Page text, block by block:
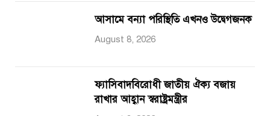
আসামে বন্যা পরিস্থিতি এখনও উদ্বেগজনক
August 8, 2026
ফ্যাসিবাদবিরোধী জাতীয় ঐক্য বজায়
রাখার আহ্বান স্বরাষ্ট্রমন্ত্রীর